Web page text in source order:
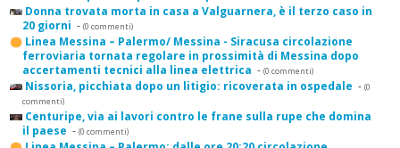
Donna trovata morta in casa a Valguarnera, è il terzo caso in
20 giorni - (0 commenti)
Linea Messina – Palermo/ Messina - Siracusa circolazione
ferroviaria tornata regolare in prossimità di Messina dopo
accertamenti tecnici alla linea elettrica - (0 commenti)
Nissoria, picchiata dopo un litigio: ricoverata in ospedale - (0
commenti)
Centuripe, via ai lavori contro le frane sulla rupe che domina
il paese - (0 commenti)